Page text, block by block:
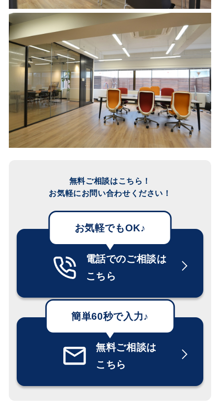
無料ご相談はこちら！
お気軽にお問い合わせください！
電話でのご相談は
こちら
無料ご相談は
こちら